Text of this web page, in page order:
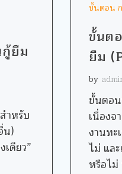
ยืม
ำหรับ
น)
ดียว”
ขั้นตอน
ขั้นต
ยืม
by
ขั้นตอ
เนื่องจ
งานทะ
ไม่ แล
หรือไ